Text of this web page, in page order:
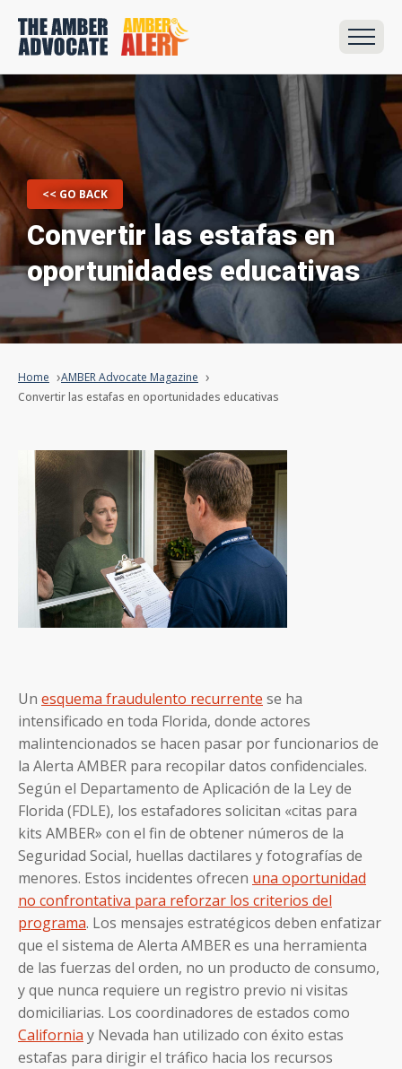
Convertir las estafas en
oportunidades educativas
<< GO BACK
Home
AMBER Advocate Magazine
Convertir las estafas en oportunidades educativas
Un esquema fraudulento recurrente se ha
intensificado en toda Florida, donde actores
malintencionados se hacen pasar por funcionarios de
la Alerta AMBER para recopilar datos confidenciales.
Según el Departamento de Aplicación de la Ley de
Florida (FDLE), los estafadores solicitan «citas para
kits AMBER» con el fin de obtener números de la
Seguridad Social, huellas dactilares y fotografías de
menores. Estos incidentes ofrecen una oportunidad
no confrontativa para reforzar los criterios del
programa. Los mensajes estratégicos deben enfatizar
que el sistema de Alerta AMBER es una herramienta
de las fuerzas del orden, no un producto de consumo,
y que nunca requiere un registro previo ni visitas
domiciliarias. Los coordinadores de estados como
California y Nevada han utilizado con éxito estas
estafas para dirigir el tráfico hacia los recursos